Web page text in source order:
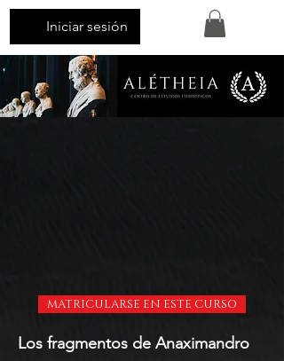
Iniciar sesión
MATRICULARSE EN ESTE CURSO
Los fragmentos de Anaximandro